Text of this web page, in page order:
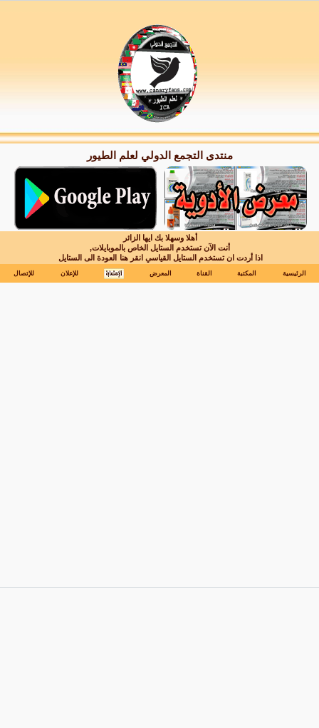
منتدى التجمع الدولي لعلم الطيور
أهلا وسهلا بك ايها الزائر
أنت الآن تستخدم الستايل الخاص بالموبايلات,
اذا أردت ان تستخدم الستايل القياسي انقر هنا العودة الى الستايل
الرئيسية المكتبة القناة المعرض للإعلان للإتصال